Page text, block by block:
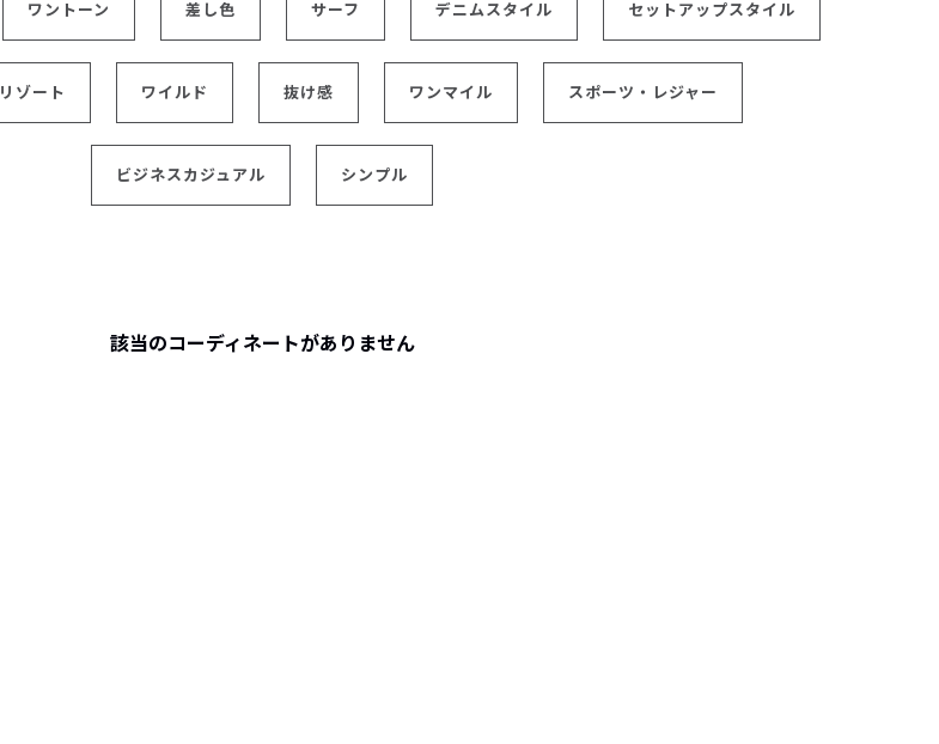
レコメンドアイテム
フォーカスブランド
セールおすすめアイテム
ワントーン 差し色 サーフ デニムスタイル セットアップスタイル
リゾート ワイルド 抜け感 ワンマイル スポーツ・レジャー
ビジネスカジュアル シンプル
該当のコーディネートがありません